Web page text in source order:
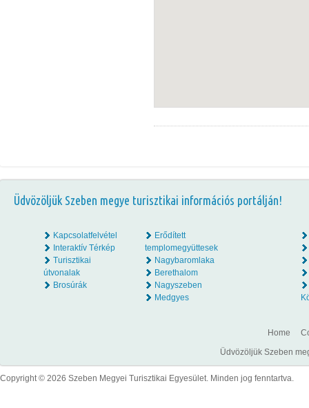
Üdvözöljük Szeben megye turisztikai információs portálján!
Kapcsolatfelvétel
Interaktív Térkép
Turisztikai
útvonalak
Brosúrák
Erődített
templomegyüttesek
Nagybaromlaka
Berethalom
Nagyszeben
Medgyes
Home
Üdvözöljük Szeben
Copyright © 2026 Szeben Megyei Turisztikai Egyesület. Minden jog fenntartva.